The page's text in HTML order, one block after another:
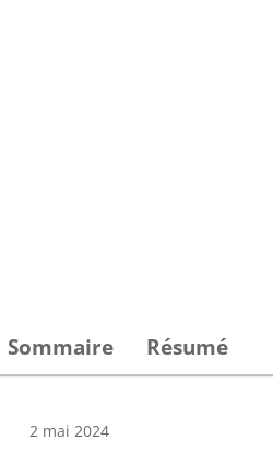
Sommaire Résumé
2 mai 2024